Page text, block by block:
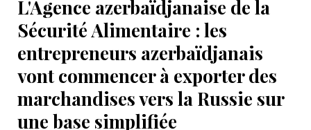
L'Agence azerbaïdjanaise de la
Sécurité Alimentaire : les
entrepreneurs azerbaïdjanais
vont commencer à exporter des
marchandises vers la Russie sur
une base simplifiée